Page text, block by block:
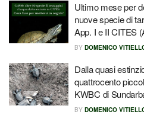
Ultimo mese per
nuove specie di
App. I e II CITES
BY DOMENICO
Dalla quasi
quattrocento
KWBC di
BY DOMENICO